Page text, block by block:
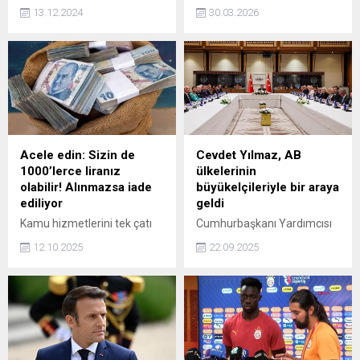
gece yarısından itibaren 1
bu gece yarısından itibaren
geçerli olacak.
13.12.2024
Tespit Sınavı’nı tamamlayan
sonuç tarihine odaklandı.
Sonuçları heyecanla
bekleyen binlerce kişi,
sorgulama ekranını
araştırmaya başladı. Peki,
2026 DİB MBSTS sonuçları
ne zaman açıklanacak?
30.03.2026
Acele edin: Sizin de
1000’lerce liranız
olabilir! Alınmazsa iade
ediliyor
Kamu hizmetlerini tek çatı
altında sunan e-Devlet,
vatandaşların işlemlerini
yapabilmesine olanak
tanıyor. Ancak birçok kişi, bu
platform üzerinden
ulaşabileceği kendine ait
unutulmuş ya da farkında
12.10.2025
Cevdet Yılmaz, AB
ülkelerinin
büyükelçileriyle bir araya
geldi
Cumhurbaşkanı Yardımcısı
Cevdet Yılmaz, Avrupa
Birliği (AB) üyesi ülkelerin
Cumhurbaşkanlığı
Külliyesi'nde bir araya geldi.
22.09.2025